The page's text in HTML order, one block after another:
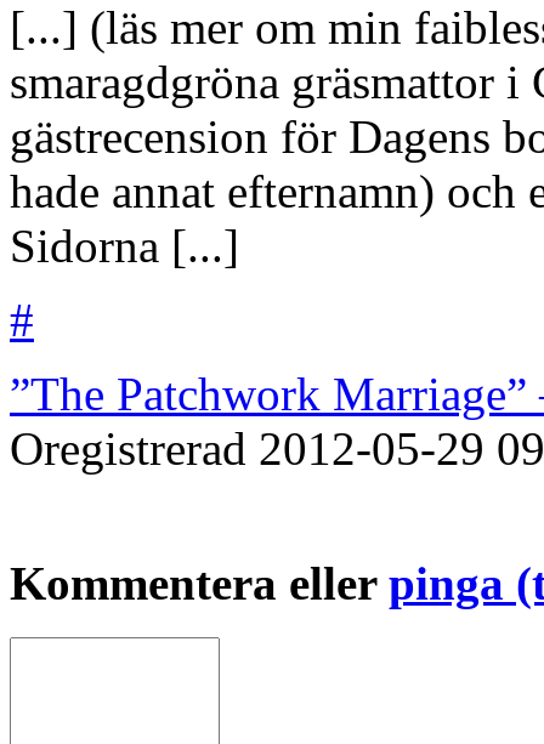
[...] (läs mer om min
smaragdgröna gräsmattor
gästrecension för Dagens
hade annat efternamn)
Sidorna [...]
#
”The Patchwork Marriage”
Oregistrerad 2012-05-29
Kommentera eller pinga